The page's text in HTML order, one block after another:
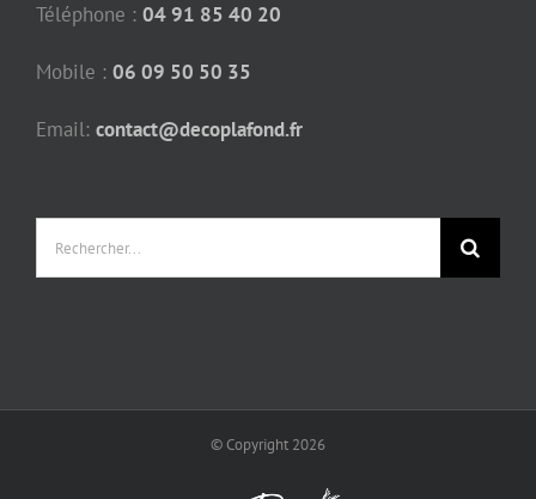
Téléphone : 04 91 85 40 20
Mobile : 06 09 50 50 35
Email: contact@decoplafond.fr
© Copyright 2026